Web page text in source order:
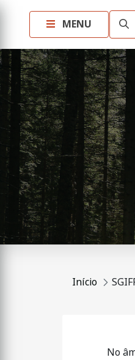
MENU
Início
No